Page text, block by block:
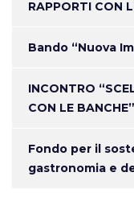
RAPPORTI CON
Bando “Nuova
INCONTRO
CON LE BANCHE”
Fondo per il
gastronomia e